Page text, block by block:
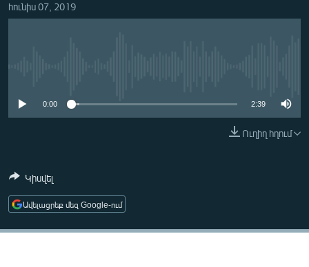
ՂԱՐԱԲԱՂ
ՄԻՋԱԶԳԱՅԻՆ
ՄՇԱԿՈՒՅԹ
ՄԵԿՆԱԲԱՆՈՒԹՅՈՒՆ
ՏՏ ԵՒ ԻՆՏԵՐՆԵՏ
հունիս 07, 2019
0:00 2:39
Ուղիղ հղում
Կիսվել
Ավելացրեք մեզ Google-ում